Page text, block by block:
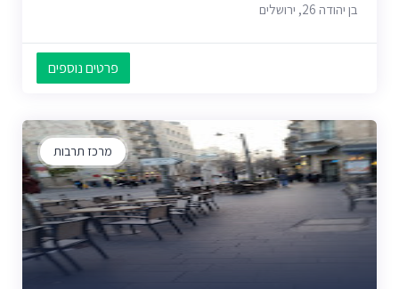
בן יהודה 26, ירושלים
פרטים נוספים
מרכז תרבות